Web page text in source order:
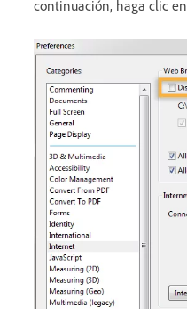
continuación, haga clic en